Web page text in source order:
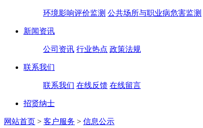
环境影响评价监测 公共场所与职业病危害监测
新闻资讯
公司资讯 行业热点 政策法规
联系我们
联系我们 在线反馈 在线留言
招贤纳士
网站首页 > 客户服务 > 信息公示